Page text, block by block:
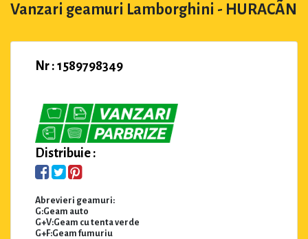
Vanzari geamuri Lamborghini - HURACÃN
Nr : 1589798349
Distribuie :
Abrevieri geamuri:
G:Geam auto
G+V:Geam cu tenta verde
G+F:Geam fumuriu